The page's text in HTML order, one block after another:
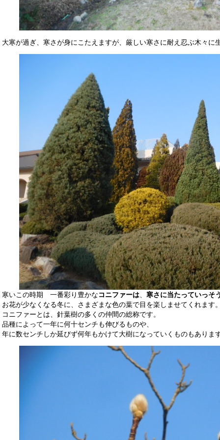
大寒が過ぎ、寒さが身にこたえますが、厳しい寒さに耐え忍ぶ木々に
寒いこの時期 一番彩り豊かなコニファーは、 寒さに当たっていっそ
お花が少なくなる冬に、さまざまな色の葉で目を楽しませてくれます
コニファーとは、針葉樹の多くの仲間の総称です。
品種によって一年に何十センチも伸びるものや、
年に数センチしか延びず何年もかけて大樹になっていくものもありま